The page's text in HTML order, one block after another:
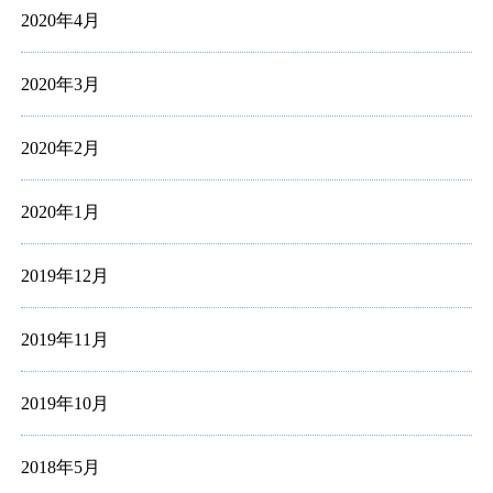
2020年4月
2020年3月
2020年2月
2020年1月
2019年12月
2019年11月
2019年10月
2018年5月